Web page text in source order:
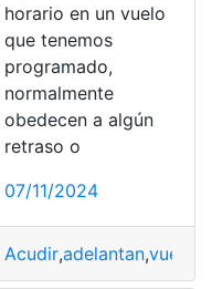
,vuelo
horario en un vuelo
que tenemos
programado,
normalmente
obedecen a algún
retraso o
07/11/2024
Acudir,adelantan,vuelo